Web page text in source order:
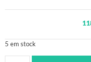
5 em stock